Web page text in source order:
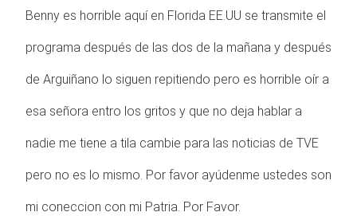
Benny es horrible aquí en Florida EE.UU se transmite el
programa después de las dos de la mañana y después
de Arguiñano lo siguen repitiendo pero es horrible oír a
esa señora entro los gritos y que no deja hablar a
nadie me tiene a tila cambie para las noticias de TVE
pero no es lo mismo. Por favor ayúdenme ustedes son
mi coneccion con mi Patria. Por Favor.